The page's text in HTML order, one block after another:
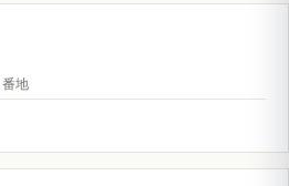
地